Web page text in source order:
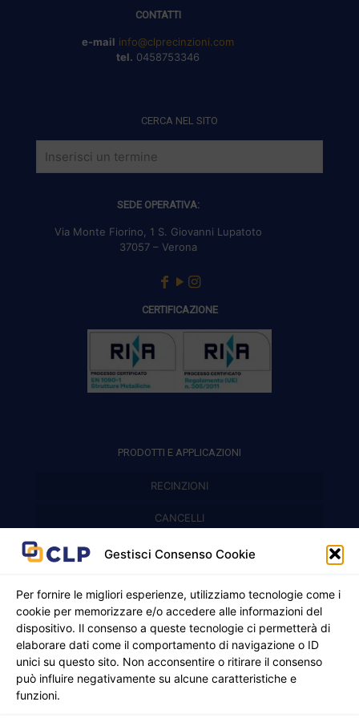
Gestisci Consenso Cookie
Per fornire le migliori esperienze, utilizziamo tecnologie come i
cookie per memorizzare e/o accedere alle informazioni del
dispositivo. Il consenso a queste tecnologie ci permetterà di
elaborare dati come il comportamento di navigazione o ID
unici su questo sito. Non acconsentire o ritirare il consenso
può influire negativamente su alcune caratteristiche e
funzioni.
CONTATTI
e-mail info@clprecinzioni.com
tel. 0458753346
CERCA NEL SITO
SEDE OPERATIVA:
Via Monte Fiorino, 1 S. Giovanni Lupatoto
37057 – Verona
CERTIFICAZIONE
PRODOTTI E APPLICAZIONI
RECINZIONI
Recinzioni modulari
Recinzioni a pannelli
CANCELLI
Cancelli prefabbricati
Cancelli in ferro battuto
Cancelli a due ante
Cancelli scorrevoli
APPLICAZIONI
Griglie e chiusini
Inferriate
Nicchie per gas ed elettricità
© 2021 - 2026 CLP SRLS All Rights Reserved.
CF e P. IVA 05130250235 | Sede legale Via Alessandro